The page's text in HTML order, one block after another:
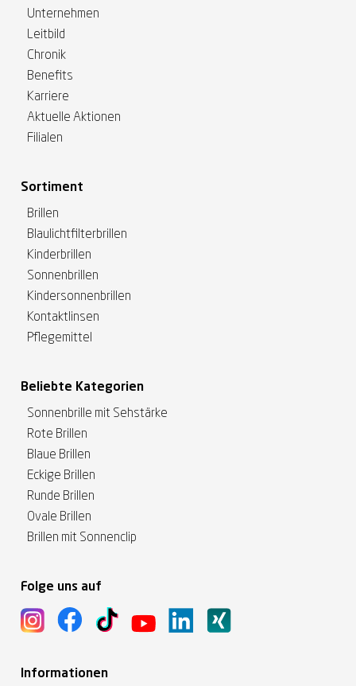
Unternehmen
Leitbild
Chronik
Benefits
Karriere
Aktuelle Aktionen
Filialen
Sortiment
Brillen
Blaulichtfilterbrillen
Kinderbrillen
Sonnenbrillen
Kindersonnenbrillen
Kontaktlinsen
Pflegemittel
Beliebte Kategorien
Sonnenbrille mit Sehstärke
Rote Brillen
Blaue Brillen
Eckige Brillen
Runde Brillen
Ovale Brillen
Brillen mit Sonnenclip
Folge uns auf
Informationen